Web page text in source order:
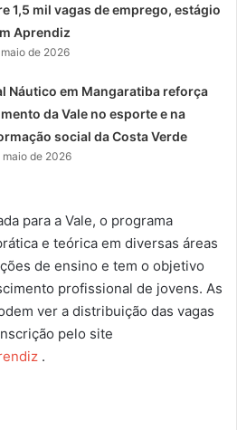
1,5 mil vagas de emprego, estágio
Aprendiz
maio de 2026
Náutico em Mangaratiba reforça
da Vale no esporte e na
social da Costa Verde
maio de 2026
para a Vale, o programa
e teórica em diversas áreas
de ensino e tem o objetivo
profissional de jovens. As
ver a distribuição das vagas
pelo site
.